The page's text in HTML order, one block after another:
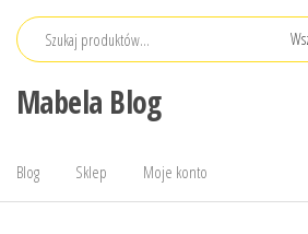
Przejdź
Mabela Blog
Blog Sklep Moje konto